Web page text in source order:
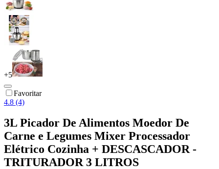
+5
Favoritar
4.8 (4)
3L Picador De Alimentos Moedor De
Carne e Legumes Mixer Processador
Elétrico Cozinha + DESCASCADOR -
TRITURADOR 3 LITROS